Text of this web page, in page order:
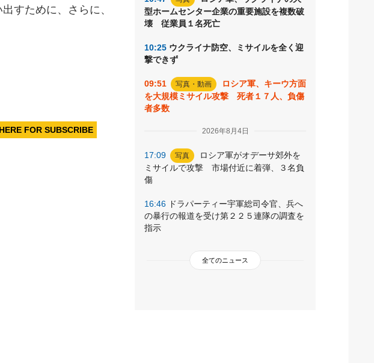
型ホームセンター企業の重要施設を複数破
壊 従業員１名死亡
10:25 ウクライナ防空、ミサイルを全く迎
撃できず
09:51 写真・動画
ロシア軍、キーウ方面
を大規模ミサイル攻撃 死者１７人、負傷
者多数
2026年8月4日
17:09 写真
ロシア軍がオデーサ郊外を
ミサイルで攻撃 市場付近に着弾、３名負
傷
16:46 ドラパーティー宇軍総司令官、兵へ
の暴行の報道を受け第２２５連隊の調査を
指示
全てのニュース
すために、さらに、
FOR SUBSCRIBE